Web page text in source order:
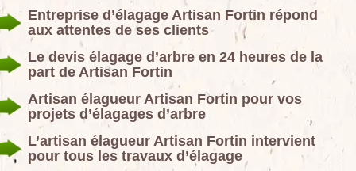
Entreprise d’élagage Artisan Fortin répond
aux attentes de ses clients
Le devis élagage d’arbre en 24 heures de la
part de Artisan Fortin
Artisan élagueur Artisan Fortin pour vos
projets d’élagages d’arbre
L’artisan élagueur Artisan Fortin intervient
pour tous les travaux d’élagage